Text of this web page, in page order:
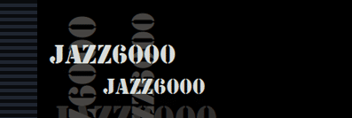
Hop
til
indhold